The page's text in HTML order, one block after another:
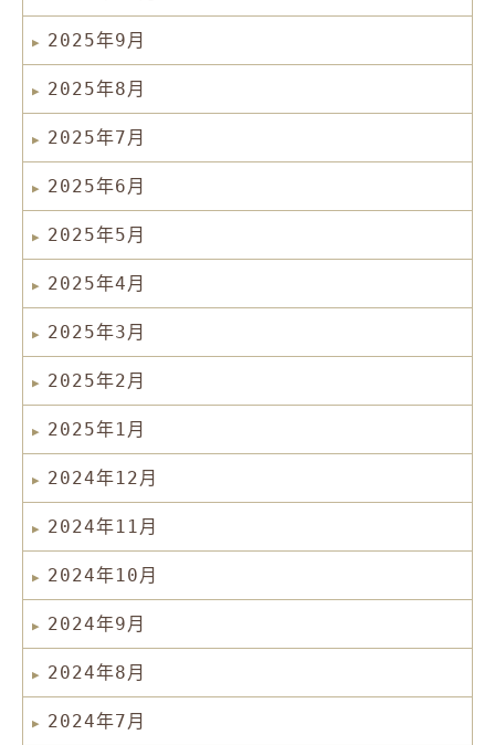
2025年9月
2025年8月
2025年7月
2025年6月
2025年5月
2025年4月
2025年3月
2025年2月
2025年1月
2024年12月
2024年11月
2024年10月
2024年9月
2024年8月
2024年7月